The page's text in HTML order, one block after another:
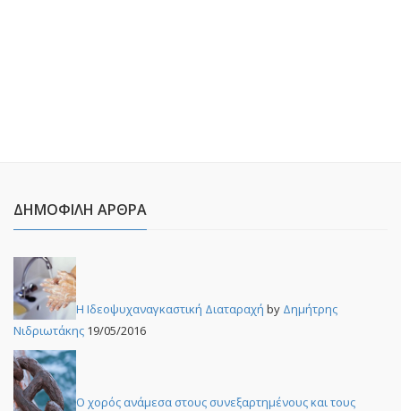
ΔΗΜΟΦΙΛΉ ΆΡΘΡΑ
Η Ιδεοψυχαναγκαστική Διαταραχή by Δημήτρης
Νιδριωτάκης 19/05/2016
Ο χορός ανάμεσα στους συνεξαρτημένους και τους